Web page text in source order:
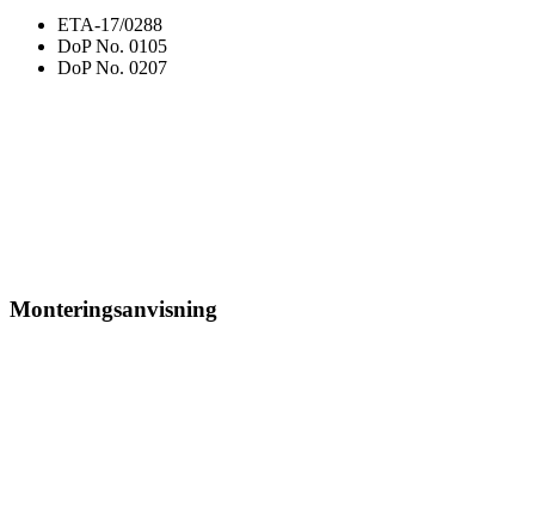
ETA-17/0288
DoP No. 0105
DoP No. 0207
Monteringsanvisning